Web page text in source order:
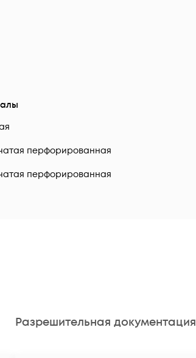
перфорированная
перфорированная
Разрешительная документация